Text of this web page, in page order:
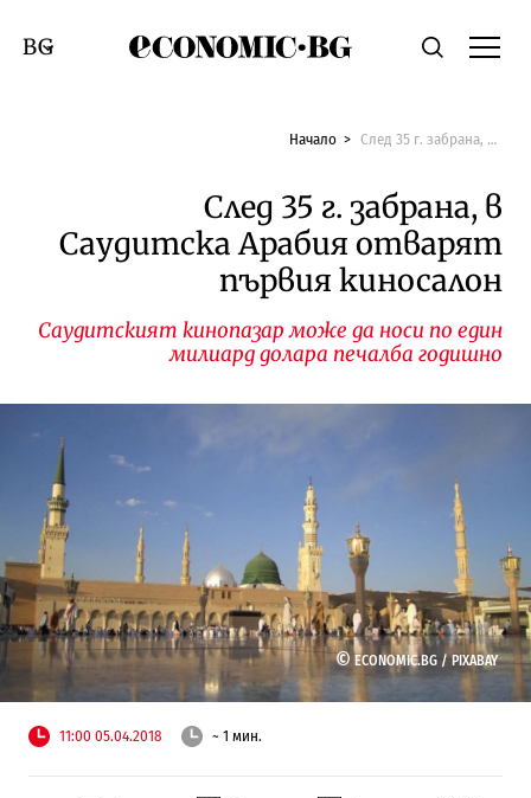
Economic.bgТърсене
Смяна на език
Начало След 35 г. забрана, в Саудитска Арабия отварят първия киносалон
След 35 г. забрана, в
Саудитска Арабия отварят
първия киносалон
Саудитският кинопазар може да носи по един
милиард долара печалба годишно
© ECONOMIC.BG /PIXABAY
11:00 05.04.2018 ~ 1 мин.